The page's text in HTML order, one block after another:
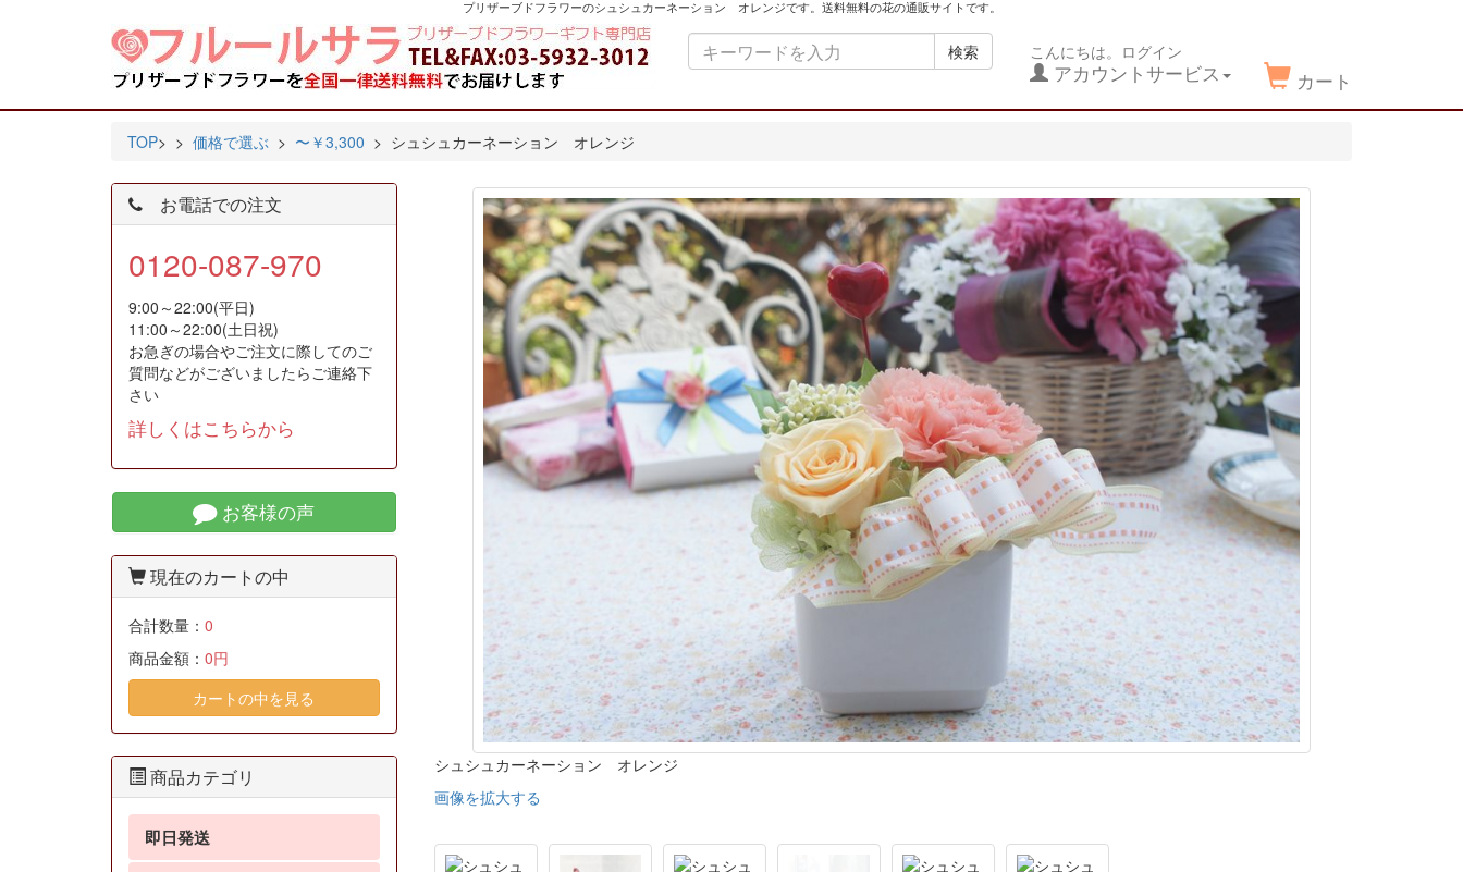
プリザーブドフラワーのシュシュカーネーション オレンジです。送料無料の花の通販サイトです。
検索 こんにちは。ログイン
アカウントサービス カート
TOP> > 価格で選ぶ > 〜￥3,300 > シュシュカーネーション オレンジ
シュシュカーネーション オレンジ
画像を拡大する
お電話での注文
0120-087-970
9:00～22:00(平日)
11:00～22:00(土日祝)
お急ぎの場合やご注文に際してのご
質問などがございましたらご連絡下
さい
詳しくはこちらから
お客様の声
現在のカートの中
合計数量： 0
商品金額： 0円
カートの中を見る
商品カテゴリ
即日発送